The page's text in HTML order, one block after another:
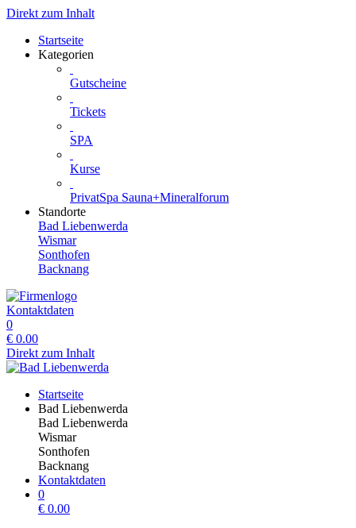
Direkt zum Inhalt
Startseite
Kategorien
Gutscheine
Tickets
SPA
Kurse
PrivatSpa Sauna+Mineralforum
Standorte
Bad Liebenwerda
Wismar
Sonthofen
Backnang
Kontaktdaten
0
€ 0.00
Direkt zum Inhalt
Startseite
Bad Liebenwerda
Bad Liebenwerda
Wismar
Sonthofen
Backnang
Kontaktdaten
0
€ 0.00